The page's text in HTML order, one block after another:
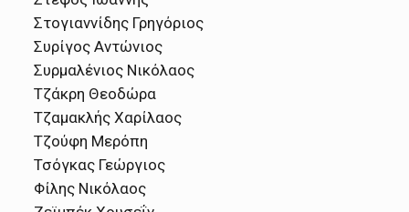
Στογιαννίδης Γρηγόριος
Συρίγος Αντώνιος
Συρμαλένιος Νικόλαος
Τζάκρη Θεοδώρα
Τζαμακλής Χαρίλαος
Τζούφη Μερόπη
Τσόγκας Γεώργιος
Φίλης Νικόλαος